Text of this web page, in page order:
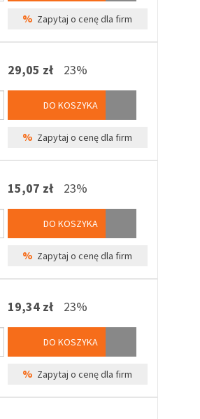
% Zapytaj o cenę dla firm
29,05 zł 23%
DO KOSZYKA
% Zapytaj o cenę dla firm
15,07 zł 23%
DO KOSZYKA
% Zapytaj o cenę dla firm
19,34 zł 23%
DO KOSZYKA
% Zapytaj o cenę dla firm